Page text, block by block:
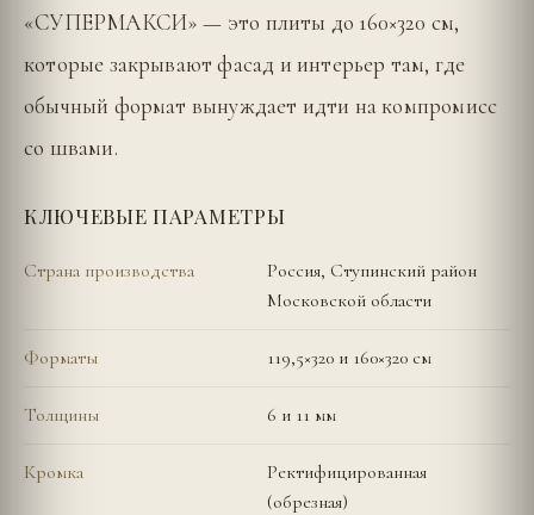
«СУПЕРМАКСИ» — это плиты до 160×320 см,
которые закрывают фасад и интерьер там, где
обычный формат вынуждает идти на компромисс
со швами.
КЛЮЧЕВЫЕ ПАРАМЕТРЫ
Страна производства
Россия, Ступинский район
Московской области
Форматы 119,5×320 и 160×320 см
Толщины 6 и 11 мм
Кромка
Ректифицированная
(обрезная)